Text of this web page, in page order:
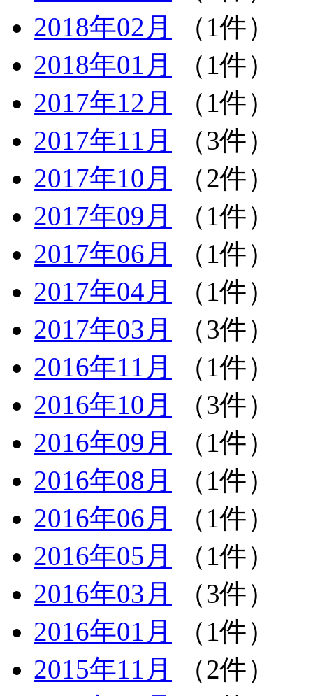
2018年02月
（1件）
2018年01月
（1件）
2017年12月
（1件）
2017年11月
（3件）
2017年10月
（2件）
2017年09月
（1件）
2017年06月
（1件）
2017年04月
（1件）
2017年03月
（3件）
2016年11月
（1件）
2016年10月
（3件）
2016年09月
（1件）
2016年08月
（1件）
2016年06月
（1件）
2016年05月
（1件）
2016年03月
（3件）
2016年01月
（1件）
2015年11月
（2件）